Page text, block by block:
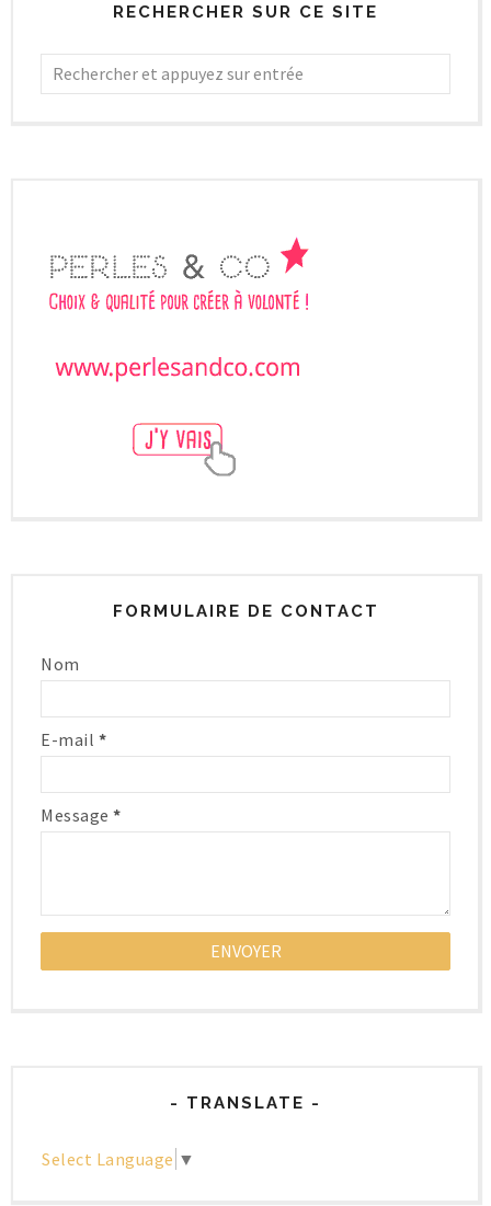
RECHERCHER SUR CE SITE
FORMULAIRE DE CONTACT
Nom
E-mail *
Message *
- TRANSLATE -
Select Language ▼